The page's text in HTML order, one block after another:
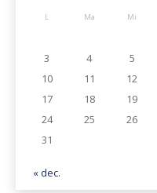
L Ma Mi
3
4 5
10
11 12
17
18 19
24
25 26
31
« dec.